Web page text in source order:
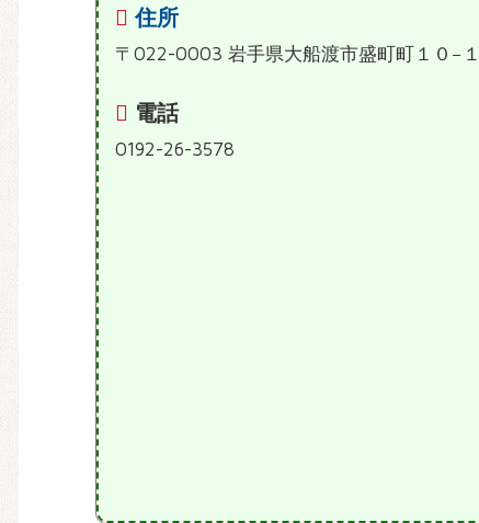
住所
〒022-0003 岩手県大船渡市盛町町１０−
電話
0192-26-3578